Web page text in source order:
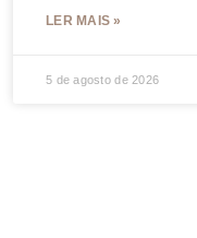
LER MAIS »
5 de agosto de 2026